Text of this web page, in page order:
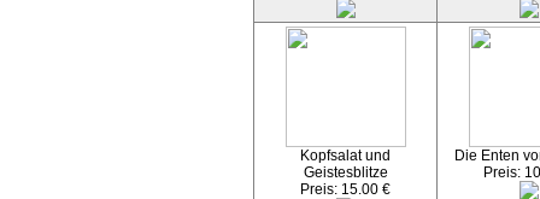
Kopfsalat und
Geistesblitze
Preis: 15.00 €
Die Enten
Preis: